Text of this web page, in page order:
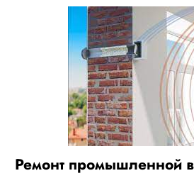
Ремонт промышленной